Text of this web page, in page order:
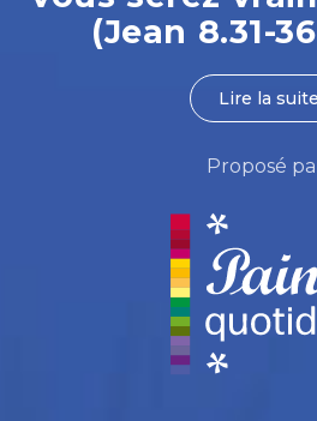
(Jean 8.31-
Lire la suite
Proposé